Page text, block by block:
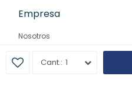
1
Empresa
Nosotros